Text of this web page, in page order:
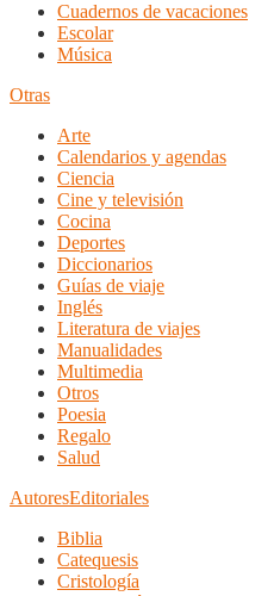
Cuadernos de vacaciones
Escolar
Música
Otras
Arte
Calendarios y agendas
Ciencia
Cine y televisión
Cocina
Deportes
Diccionarios
Guías de viaje
Inglés
Literatura de viajes
Manualidades
Multimedia
Otros
Poesia
Regalo
Salud
AutoresEditoriales
Biblia
Catequesis
Cristología